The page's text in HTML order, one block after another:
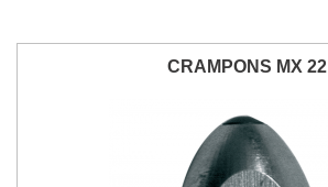
CRAMPONS MX 22